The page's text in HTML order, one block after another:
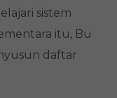
sistem
itu, Bu
daftar